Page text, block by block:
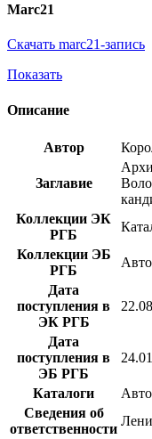
Marc21
Скачать marc21-запись
Показать
Описание
Автор
Заглавие
Коллекции ЭК
РГБ
Коллекции ЭБ
РГБ
Дата
поступления в
ЭК РГБ
Дата
поступления в
ЭБ РГБ
Каталоги
Сведения об
ответственности